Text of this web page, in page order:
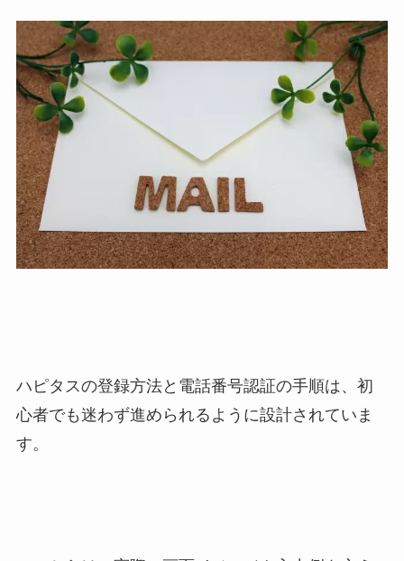
ハピタスの登録方法と電話番号認証の手順は、初
心者でも迷わず進められるように設計されていま
す。